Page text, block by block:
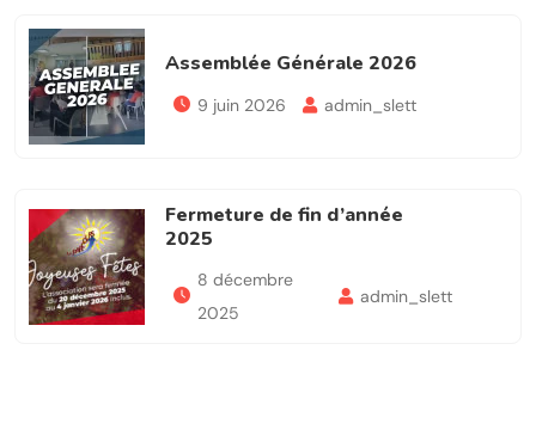
Assemblée Générale 2026
9 juin 2026 admin_slett
Fermeture de fin d’année
2025
8 décembre
2025
admin_slett